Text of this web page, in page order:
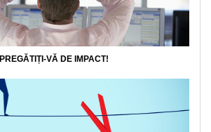
PREGĂTIȚI-VĂ DE IMPACT!